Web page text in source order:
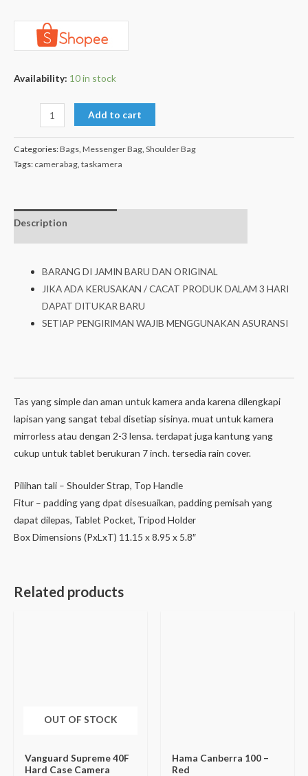
Availability: 10 in stock
Add to cart
Categories:Bags Messenger Bag Shoulder Bag
Tags: camerabag taskamera
Description
BARANG DI JAMIN BARU DAN ORIGINAL
JIKA ADA KERUSAKAN / CACAT PRODUK DALAM 3 HARI
DAPAT DITUKAR BARU
SETIAP PENGIRIMAN WAJIB MENGGUNAKAN ASURANSI
Tas yang simple dan aman untuk kamera anda karena dilengkapi
lapisan yang sangat tebal disetiap sisinya. muat untuk kamera
mirrorless atau dengan 2-3 lensa. terdapat juga kantung yang
cukup untuk tablet berukuran 7 inch. tersedia rain cover.
Pilihan tali – Shoulder Strap, Top Handle
Fitur – padding yang dpat disesuaikan, padding pemisah yang
dapat dilepas, Tablet Pocket, Tripod Holder
Box Dimensions (PxLxT) 11.15 x 8.95 x 5.8″
Related products
OUT OF STOCK
Vanguard Supreme 40F
Hard Case Camera
Hama Canberra 100 –
Red